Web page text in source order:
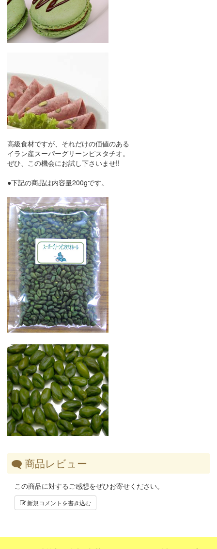
高級食材ですが、それだけの価値のある
イラン産スーパーグリーンピスタチオ。
ぜひ、この機会にお試し下さいませ!!
●下記の商品は内容量200gです。
商品レビュー
この商品に対するご感想をぜひお寄せください。
新規コメントを書き込む